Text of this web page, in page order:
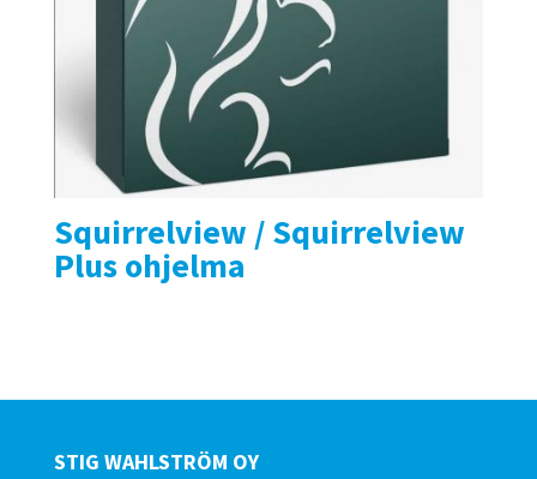
Squirrelview / Squirrelview
Plus ohjelma
STIG WAHLSTRÖM OY